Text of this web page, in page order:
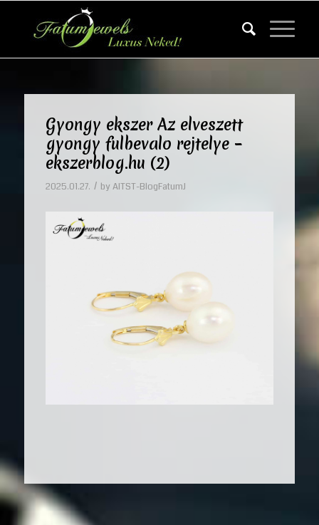
Gyongy ekszer Az elveszett
gyongy fulbevalo rejtelye –
ekszerblog.hu (2)
2025.01.27. / by AITST-BlogFatumJ